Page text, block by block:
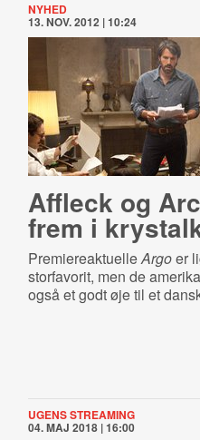
NYHED
13. NOV. 2012 | 10:24
Affleck og
frem i
PremiereaktuelleArgoer
storfavorit, men de
også et godt øje til et
UGENS STREAMING
04. MAJ 2018 | 16:00